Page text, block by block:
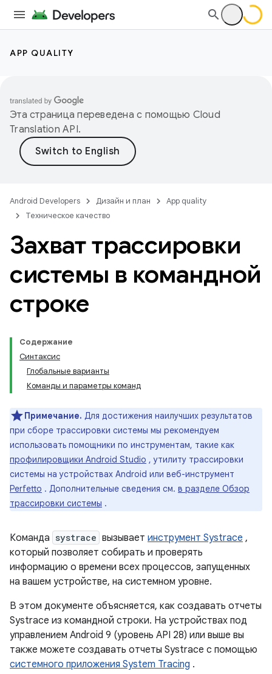
APP QUALITY
Эта страница переведена с помощью Cloud
Translation API.
Android Developers Дизайн и план
App quality
Техническое качество
Захват трассировки
системы в командной
строке
Содержание
Синтаксис
Глобальные варианты
Команды и параметры команд
Примечание. Для достижения наилучших результатов
при сборе трассировки системы мы рекомендуем
использовать помощники по инструментам, такие как
профилировщики Android Studio , утилиту трассировки
системы на устройствах Android или веб-инструмент
Perfetto . Дополнительные сведения см. в разделе Обзор
трассировки системы .
Команда systrace вызывает инструмент Systrace ,
который позволяет собирать и проверять
информацию о времени всех процессов, запущенных
на вашем устройстве, на системном уровне.
В этом документе объясняется, как создавать отчеты
Systrace из командной строки. На устройствах под
управлением Android 9 (уровень API 28) или выше вы
также можете создавать отчеты Systrace с помощью
системного приложения System Tracing .